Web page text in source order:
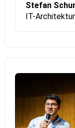
Stefan
IT-